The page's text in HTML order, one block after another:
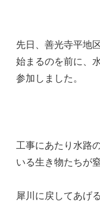
先日、善光寺平地
始まるのを前に、
参加しました。
工事にあたり水路
いる生き物たちが
犀川に戻してあげ